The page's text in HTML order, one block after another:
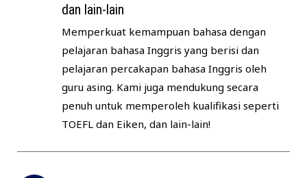
dan lain-lain
Memperkuat kemampuan bahasa dengan
pelajaran bahasa Inggris yang berisi dan
pelajaran percakapan bahasa Inggris oleh
guru asing. Kami juga mendukung secara
penuh untuk memperoleh kualifikasi seperti
TOEFL dan Eiken, dan lain-lain!